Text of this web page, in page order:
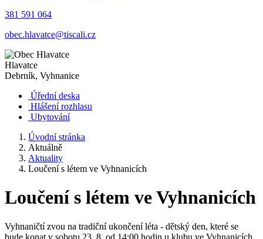
381 591 064
obec.hlavatce@tiscali.cz
Hlavatce
Debrník, Vyhnanice
Úřední deska
Hlášení rozhlasu
Ubytování
Úvodní stránka
Aktuálně
Aktuality
Loučení s létem ve Vyhnanicích
Loučení s létem ve Vyhnanicích
Vyhnaničtí zvou na tradiční ukončení léta - dětský den, které se
bude konat v sobotu 23. 8. od 14:00 hodin u klubu ve Vyhnanicích.